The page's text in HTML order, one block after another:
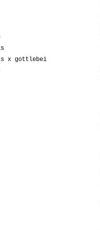
x gottlebei